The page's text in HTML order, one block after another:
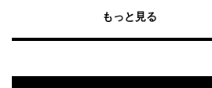
もっと見る